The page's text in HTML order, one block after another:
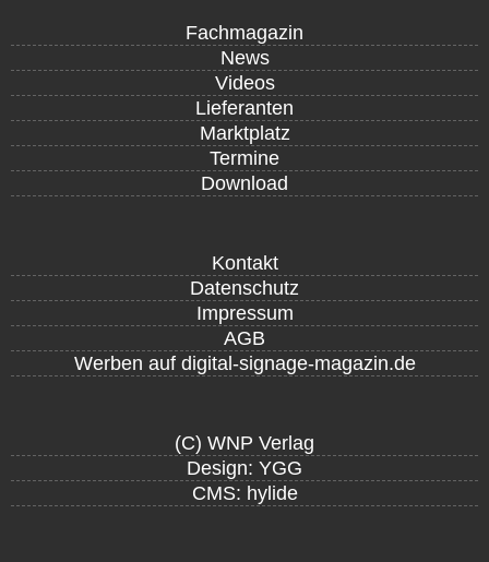
Fachmagazin
News
Videos
Lieferanten
Marktplatz
Termine
Download
Kontakt
Datenschutz
Impressum
AGB
Werben auf digital-signage-magazin.de
(C) WNP Verlag
Design: YGG
CMS: hylide